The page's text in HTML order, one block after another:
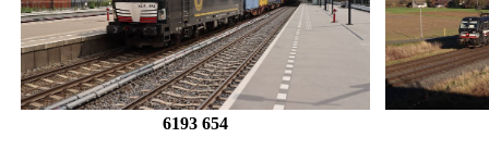
6193 654